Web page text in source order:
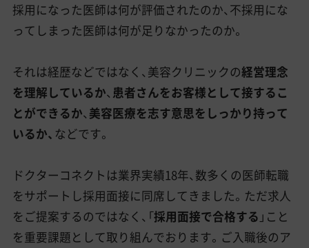
採用になった医師は何が評価されたのか、不採用にな
ってしまった医師は何が足りなかったのか。
それは経歴などではなく、美容クリニックの経営理念
を理解しているか、 患者さんをお客様として接するこ
とができるか、 美容医療を志す意思をしっかり持って
いるか、 などです。
ドクターコネクトは業界実績18年、数多くの医師転職
をサポートし採用面接に同席してきました。ただ求人
をご提案するのではなく、「採用面接で合格する 」こと
を重要課題として取り組んでおります。ご入職後のア